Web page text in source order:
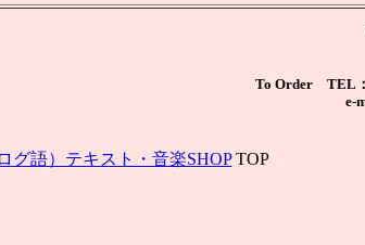
To Order TEL：
e-
グ語）テキスト・音楽SHOPTOP